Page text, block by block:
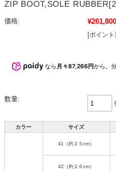
ZIP BOOT,SOLE
価格: ¥261,800
[ポイン
なら 月々87,266円から。
数量:
カラー サイズ
41（約２５cm）
42（約２６cm）